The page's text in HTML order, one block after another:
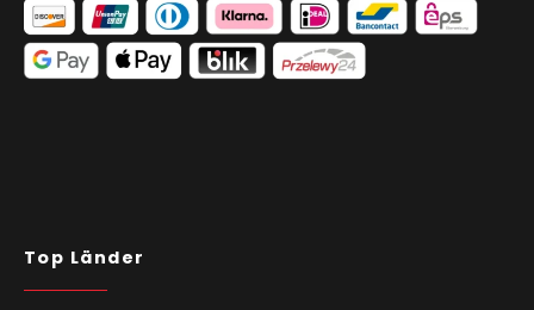
Top Länder